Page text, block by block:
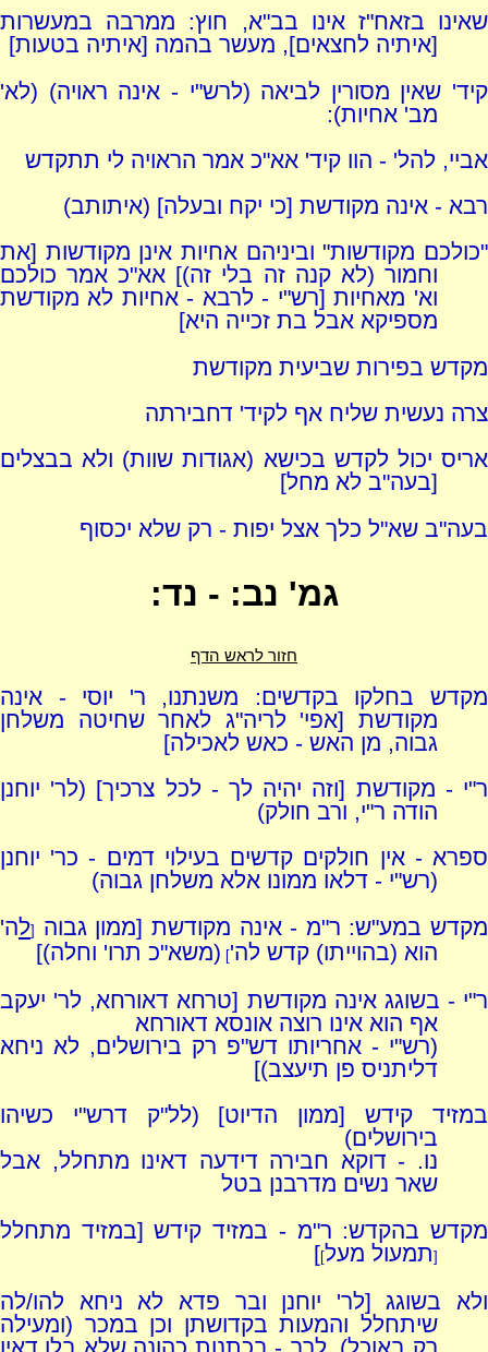
שאינו בזאח"ז אינו בב"א, חוץ: ממרבה במעשרות
[איתיה לחצאים], מעשר בהמה [איתיה בטעות]
קיד' שאין מסורין לביאה (לרש"י - אינה ראויה) (לא'
מב' אחיות):
אביי, להל' - הוו קיד' אא"כ אמר הראויה לי תתקדש
רבא - אינה מקודשת [כי יקח ובעלה] (איתותב)
"כולכם מקודשות" וביניהם אחיות אינן מקודשות [את
וחמור (לא קנה זה בלי זה)] אא"כ אמר כולכם
וא' מאחיות [רש"י - לרבא - אחיות לא מקודשת
מספיקא אבל בת זכייה היא]
מקדש בפירות שביעית מקודשת
צרה נעשית שליח אף לקיד' דחבירתה
אריס יכול לקדש בכישא (אגודות שוות) ולא בבצלים
[בעה"ב לא מחל]
בעה"ב שא"ל כלך אצל יפות - רק שלא יכסוף
גמ' נב: - נד:
חזור לראש הדף
מקדש בחלקו בקדשים: משנתנו, ר' יוסי - אינה
מקודשת [אפי' לריה"ג לאחר שחיטה משלחן
גבוה, מן האש - כאש לאכילה]
ר"י - מקודשת [וזה יהיה לך - לכל צרכיך] (לר' יוחנן
הודה ר"י, ורב חולק)
ספרא - אין חולקים קדשים בעילוי דמים - כר' יוחנן
(רש"י - דלאו ממונו אלא משלחן גבוה)
מקדש במע"ש: ר"מ - אינה מקודשת [ממון גבוה
[לה'
הוא (בהוייתו) קדש לה'] (משא"כ תרו' וחלה)]
ר"י - בשוגג אינה מקודשת [טרחא דאורחא, לר' יעקב
אף הוא אינו רוצה אונסא דאורחא
(רש"י - אחריותו דש"פ רק בירושלים, לא ניחא
דליתניס פן תיעצב)]
במזיד קידש [ממון הדיוט] (לל"ק דרש"י כשיהו
בירושלים)
נו. - דוקא חבירה דידעה דאינו מתחלל, אבל
שאר נשים מדרבנן בטל
מקדש בהקדש: ר"מ - במזיד קידש [במזיד מתחלל
[תמעול מעל]
]
ולא בשוגג [לר' יוחנן ובר פדא לא ניחא להו/לה
שיתחלל והמעות בקדושתן וכן במכר (ומעילה